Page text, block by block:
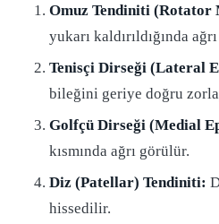
Omuz Tendiniti (Rotator
yukarı kaldırıldığında
Tenisçi Dirseği (Lateral
bileğini geriye doğru
Golfçü Dirseği (Medial
kısmında ağrı görülür.
Diz (Patellar) Tendiniti:
hissedilir.